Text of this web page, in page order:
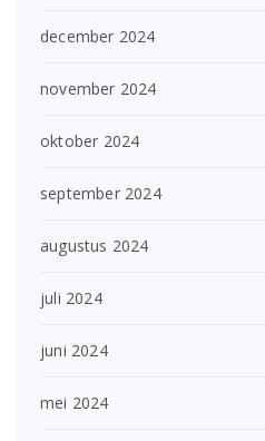
december 2024
november 2024
oktober 2024
september 2024
augustus 2024
juli 2024
juni 2024
mei 2024